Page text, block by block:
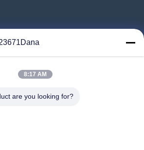
8:17 AM
are you looking for?